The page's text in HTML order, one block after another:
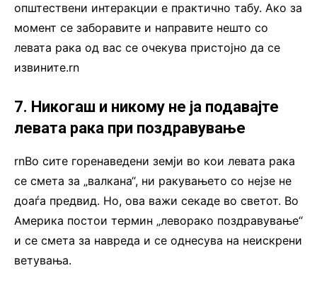
општествени интеракции е практично табу. Ако за
момент се заборавите и направите нешто со
левата рака од вас се очекува пристојно да се
извините.rn
7. Никогаш и никому не ја подавајте
левата рака при поздравување
rnВо сите горенаведени земји во кои левата рака
се смета за „валкана“, ни ракувањето со нејзе не
доаѓа предвид. Но, ова важи секаде во светот. Во
Америка постои термин „леворако поздравување“
и се смета за навреда и се однесува на неискрени
ветувања.